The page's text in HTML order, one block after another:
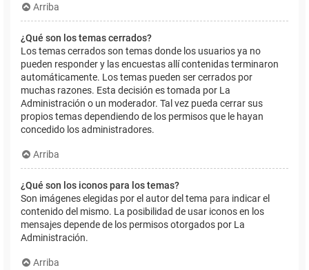
Arriba
¿Qué son los temas cerrados?
Los temas cerrados son temas donde los usuarios ya no
pueden responder y las encuestas allí contenidas terminaron
automáticamente. Los temas pueden ser cerrados por
muchas razones. Esta decisión es tomada por La
Administración o un moderador. Tal vez pueda cerrar sus
propios temas dependiendo de los permisos que le hayan
concedido los administradores.
Arriba
¿Qué son los iconos para los temas?
Son imágenes elegidas por el autor del tema para indicar el
contenido del mismo. La posibilidad de usar iconos en los
mensajes depende de los permisos otorgados por La
Administración.
Arriba